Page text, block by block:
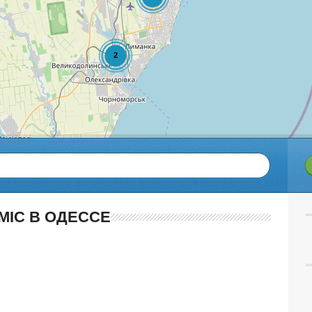
В ОДЕССЕ